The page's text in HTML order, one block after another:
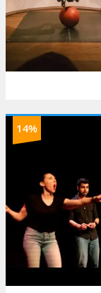
14%